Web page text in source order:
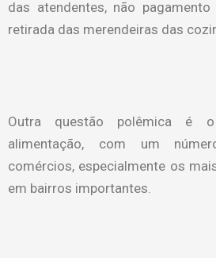
das atendentes, não
retirada das merendeiras das
Outra questão polêmica é
alimentação, com um
comércios, especialmente os
em bairros importantes.